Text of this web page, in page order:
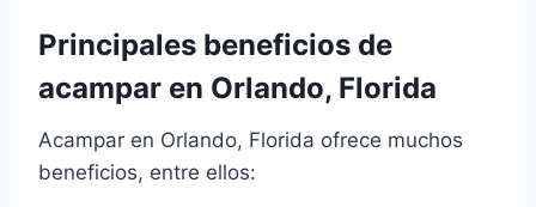
Principales beneficios de
acampar en Orlando, Florida
Acampar en Orlando, Florida ofrece muchos
beneficios, entre ellos: